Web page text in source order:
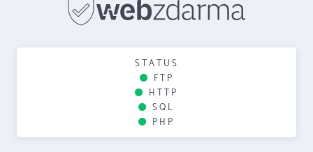
STATUS
FTP
HTTP
SQL
PHP